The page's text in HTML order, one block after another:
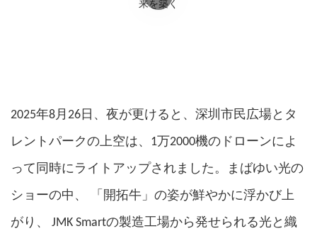
2025年8月26日、夜が更けると、深圳市民広場とタ
レントパークの上空は、1万2000機のドローンによ
って同時にライトアップされました。まばゆい光の
ショーの中、
「 開拓牛 」 の姿が鮮やかに浮かび上
がり、 JMK Smartの製造工場から発せられる光と織